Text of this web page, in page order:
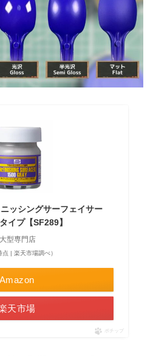
ッシングサーフェイサー
イプ【SF289】
型専門店
| 楽天市場調べ）
Amazon
天市場
ポチップ